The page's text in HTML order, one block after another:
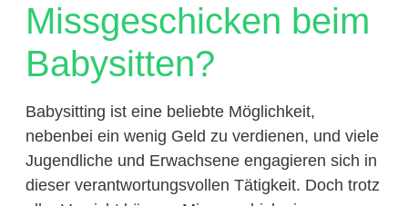
Missgeschicken beim
Babysitten?
Babysitting ist eine beliebte Möglichkeit,
nebenbei ein wenig Geld zu verdienen, und viele
Jugendliche und Erwachsene engagieren sich in
dieser verantwortungsvollen Tätigkeit. Doch trotz